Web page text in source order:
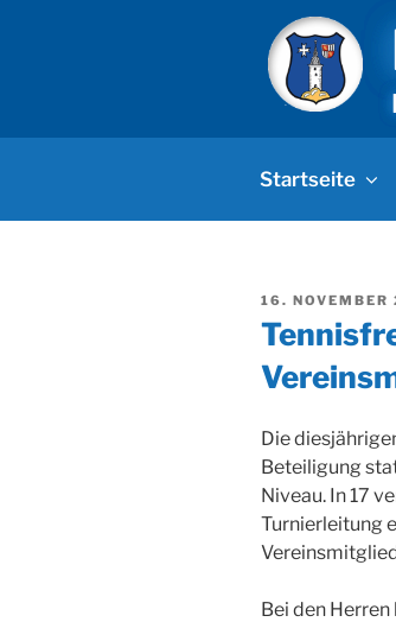
Startseite
16.
Die
Beteiligung
Niveau. In 17
Turnierleitung
Bei den